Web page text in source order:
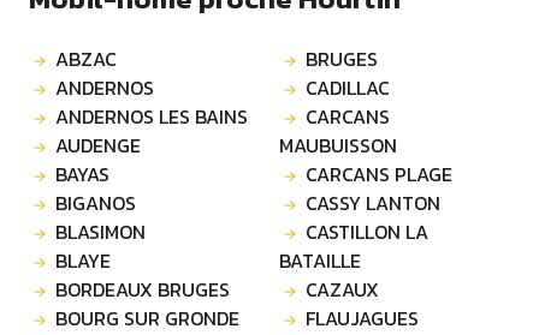
ABZAC
ANDERNOS
ANDERNOS LES BAINS
AUDENGE
BAYAS
BIGANOS
BLASIMON
BLAYE
BORDEAUX BRUGES
BOURG SUR GRONDE
BRUGES
CADILLAC
CARCANS
MAUBUISSON
CARCANS PLAGE
CASSY LANTON
CASTILLON LA
BATAILLE
CAZAUX
FLAUJAGUES